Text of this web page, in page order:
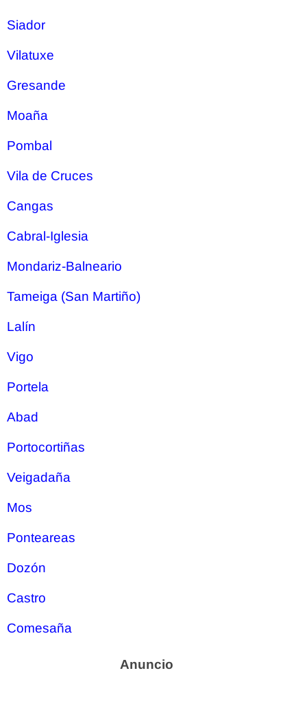
Siador
Vilatuxe
Gresande
Moaña
Pombal
Vila de Cruces
Cangas
Cabral-Iglesia
Mondariz-Balneario
Tameiga (San Martiño)
Lalín
Vigo
Portela
Abad
Portocortiñas
Veigadaña
Mos
Ponteareas
Dozón
Castro
Comesaña